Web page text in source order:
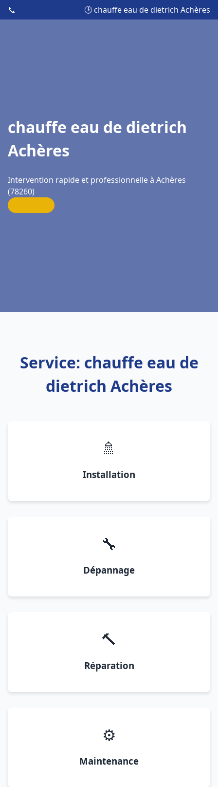
📞 🕒 chauffe eau de dietrich Achères
chauffe eau de dietrich
Achères
Intervention rapide et professionnelle à Achères
(78260)
Service: chauffe eau de
dietrich Achères
🚿
Installation
🔧
Dépannage
🔨
Réparation
⚙️
Maintenance